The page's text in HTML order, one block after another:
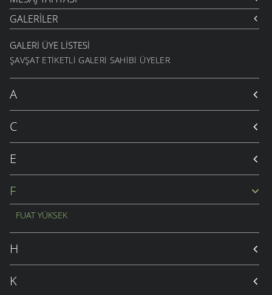
GALERILER
GALERI ÜYE LISTESI
ŞAVŞAT ETIKETLI GALERI SAHIBI ÜYELER
A
C
E
F
FUAT YÜKSEK
H
K